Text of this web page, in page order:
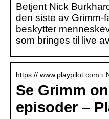
Betjent Nick
den siste av
beskytter
som bringes til live
https:// www.playpilot.com ›
Se Grimm
episoder –